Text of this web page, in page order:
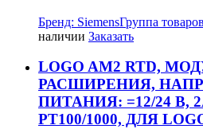
Бренд: SiemensГруппа
наличии Заказать
LOGO AM2 RTD,
РАСШИРЕНИЯ,
ПИТАНИЯ: =12/24 В,
PT100/1000, ДЛЯ